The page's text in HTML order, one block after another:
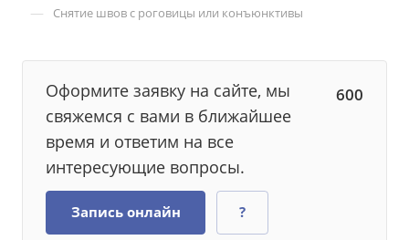
— Снятие швов с роговицы или конъюнктивы
Оформите заявку на сайте, мы
свяжемся с вами в ближайшее
время и ответим на все
интересующие вопросы.
600
Запись онлайн ?